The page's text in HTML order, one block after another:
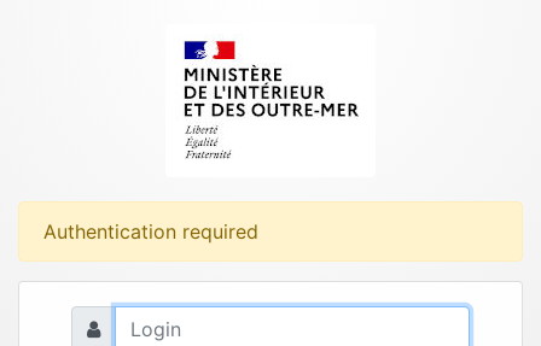
Authentication required